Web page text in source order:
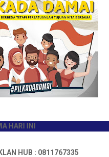
INI
: 0811767335